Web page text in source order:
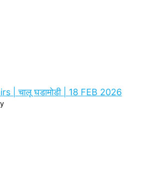
| चालू घडामोडी | 18 FEB 2026